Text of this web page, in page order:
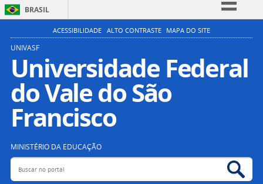
BRASIL
Simplifique!
Participe
Acesso à informação
Legislação
ACESSIBILIDADE ALTO CONTRASTE MAPA DO SITE
UNIVASF
Universidade Federal
do Vale do São
Francisco
MINISTÉRIO DA EDUCAÇÃO
Buscar no portal